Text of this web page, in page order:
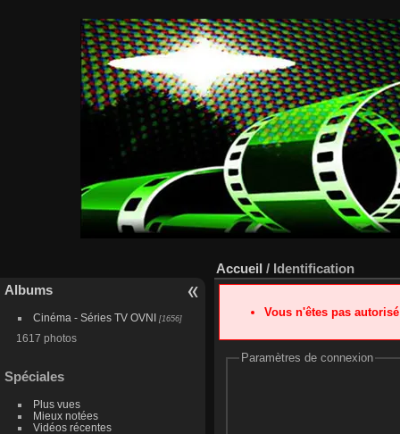
Albums
Cinéma - Séries TV OVNI [1656]
1617 photos
Spéciales
Plus vues
Mieux notées
Vidéos récentes
Accueil / Identification
Vous n'êtes pas
Paramètres de connexion